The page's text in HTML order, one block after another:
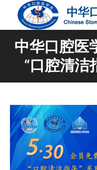
中华口腔医
“口腔清洁